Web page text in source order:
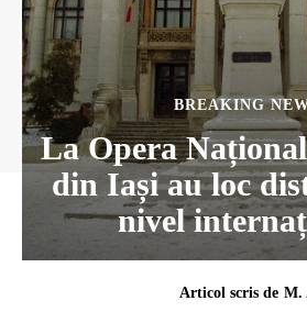
BREAKING
La Opera
din Iași au loc
nivel
Articol scris de M.